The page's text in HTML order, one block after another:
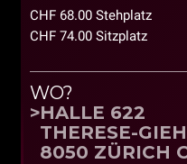
CHF 68.00 Stehplatz
CHF 74.00 Sitzplatz
WO?
HALLE 622
THERESE-
8050 ZÜRICH